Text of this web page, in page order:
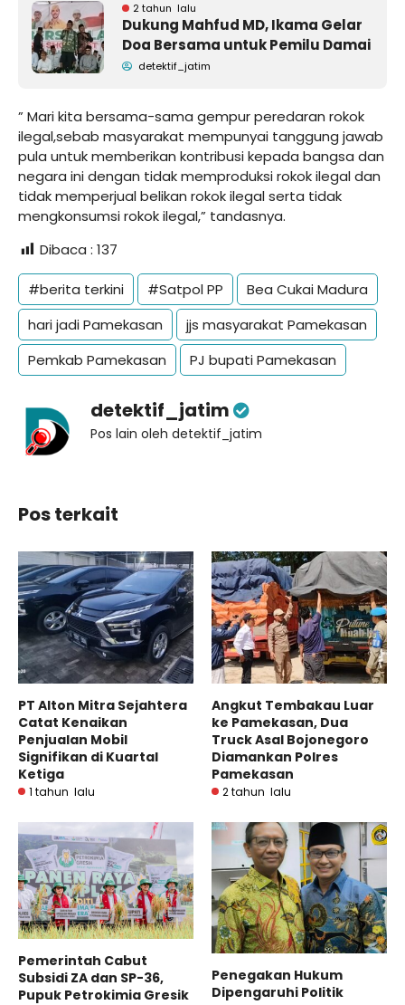
2 tahun lalu
Dukung Mahfud MD, Ikama Gelar
Doa Bersama untuk Pemilu Damai
detektif_jatim
” Mari kita bersama-sama gempur peredaran rokok
ilegal,sebab masyarakat mempunyai tanggung jawab
pula untuk memberikan kontribusi kepada bangsa dan
negara ini dengan tidak memproduksi rokok ilegal dan
tidak memperjual belikan rokok ilegal serta tidak
mengkonsumsi rokok ilegal,” tandasnya.
Dibaca : 137
#berita terkini #Satpol PP
Bea Cukai Madura
hari jadi Pamekasan
jjs masyarakat Pamekasan
Pemkab Pamekasan
PJ bupati Pamekasan
detektif_jatim
Pos lain oleh detektif_jatim
Pos terkait
PT Alton Mitra Sejahtera
Catat Kenaikan
Penjualan Mobil
Signifikan di Kuartal
Ketiga
1 tahun lalu
Angkut Tembakau Luar
ke Pamekasan, Dua
Truck Asal Bojonegoro
Diamankan Polres
Pamekasan
2 tahun lalu
Pemerintah Cabut
Subsidi ZA dan SP-36,
Pupuk Petrokimia Gresik
Penegakan Hukum
Dipengaruhi Politik